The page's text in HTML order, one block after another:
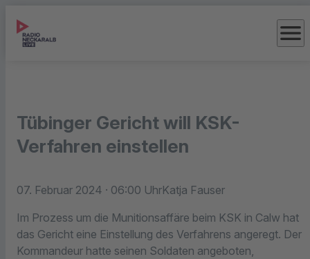
menu
Tübinger Gericht will KSK-
Verfahren einstellen
07. Februar 2024 · 06:00 UhrKatja Fauser
Im Prozess um die Munitionsaffäre beim KSK in Calw hat
das Gericht eine Einstellung des Verfahrens angeregt. Der
Kommandeur hatte seinen Soldaten angeboten,